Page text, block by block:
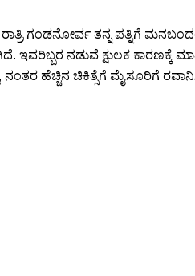
ರಾತ್ರಿ ಗಂಡನೋರ್ವ ತನ್ನ ಪತ್ನಿಗೆ
ಇವರಿಬ್ಬರ ನಡುವೆ ಕ್ಷುಲಕ ಕಾರಣಕ್ಕೆ
ಹೆಚ್ಚಿನ ಚಿಕಿತ್ಸೆಗೆ ಮೈಸೂರಿಗೆ